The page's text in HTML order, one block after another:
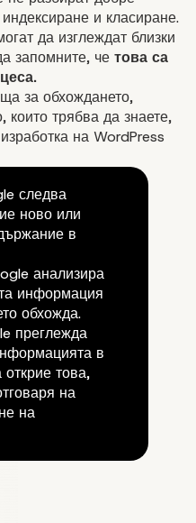
индексиране и класиране.
да изглеждат близки
запомните, че това са
за обхождането,
които трябва да знаете,
на WordPress
следва
ново или
в
анализира
информация
обхожда.
преглежда
в
това,
на
на